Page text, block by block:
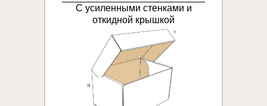
С усиленными стенками и
откидной крышкой